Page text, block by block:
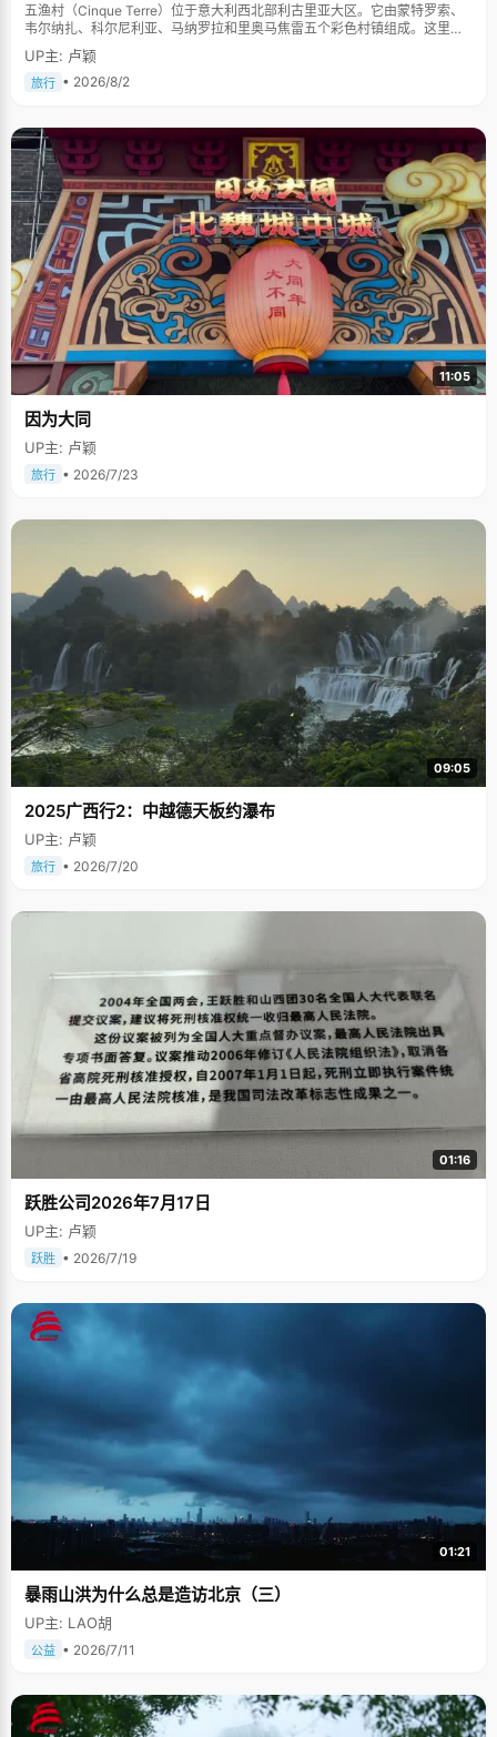
五渔村（Cinque Terre）位于意大利西北部利古里亚大区。它由蒙特罗索、
韦尔纳扎、科尔尼利亚、马纳罗拉和里奥马焦雷五个彩色村镇组成。这里依
山傍海，房屋色彩斑斓，1997年被列为世界文化遗产。
UP主: 卢颖
旅行 • 2026/8/2
11:05
因为大同
UP主: 卢颖
旅行 • 2026/7/23
09:05
2025广西行2：中越德天板约瀑布
UP主: 卢颖
旅行 • 2026/7/20
01:16
跃胜公司2026年7月17日
UP主: 卢颖
跃胜 • 2026/7/19
01:21
暴雨山洪为什么总是造访北京（三）
UP主: LAO胡
公益 • 2026/7/11